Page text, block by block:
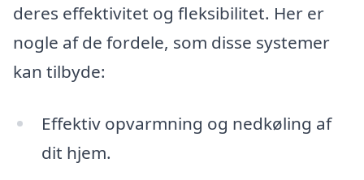
deres effektivitet og fleksibilitet. Her er
nogle af de fordele, som disse systemer
kan tilbyde:
Effektiv opvarmning og nedkøling af
dit hjem.